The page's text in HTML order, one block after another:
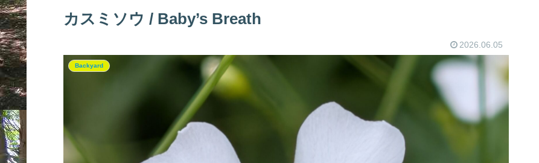
カスミソウ / Baby’s Breath
2026.06.05
Backyard